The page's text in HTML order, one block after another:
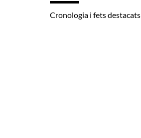
Cronologia i fets destacats